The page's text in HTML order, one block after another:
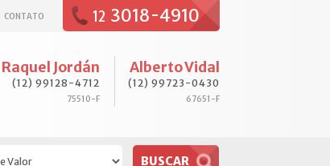
12 3018-4910
CONTATO
Raquel Jordán
(12) 99128-4712
75510-F
Alberto Vidal
(12) 99723-0430
67651-F